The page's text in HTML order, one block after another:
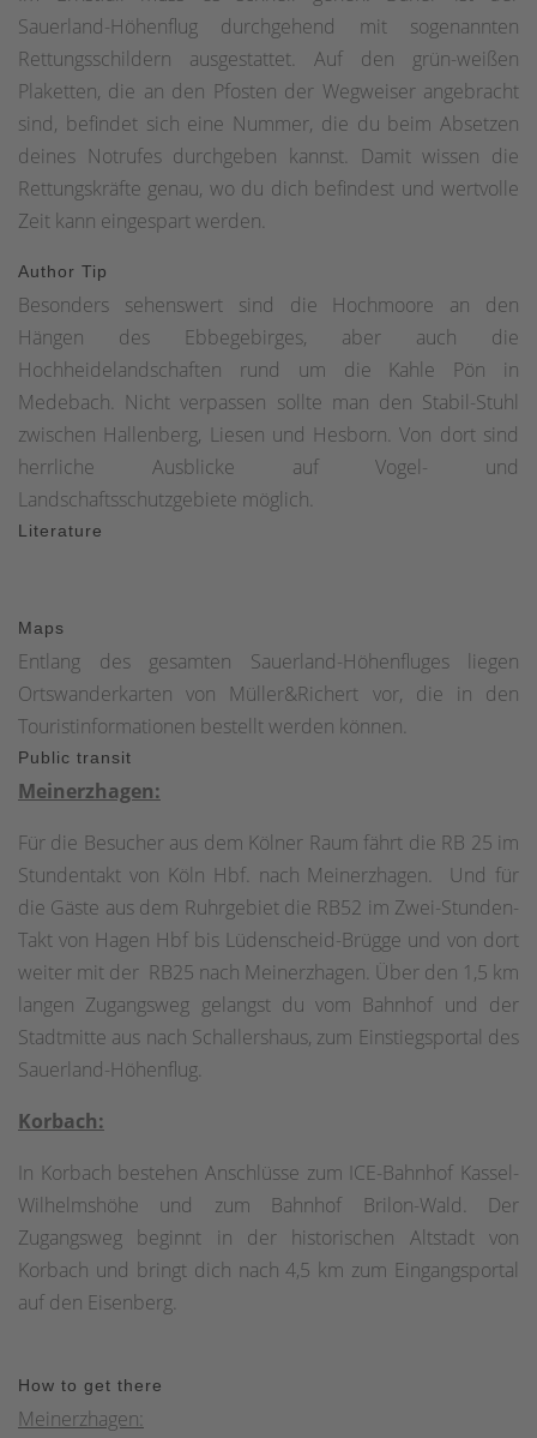
die Burg Altena mit der Weltjugendherberge oder Korbach
mit seiner romantischen Altstadt.Der Sauerland-Höhenflug
bietet aber weitaus mehr als faszinierende Landschaften
und herrliche Naturidylle. In den Ortschaften am
Sauerland-Höhenflug lebt die Kultur- und
Industriegeschichte heute ebenso weiter wie die
traditionelle bäuerliche Betriebsamkeit. Museen laden zur
Industrie und Handwerk der Region.Lebensfreude und
Kraft tanken auf dem Sauerland-Höhenflug – dafür sorgen
vor allem die unvergleichlichen Fernblicke. Ob von den
Höhen rund um Altena, vom Robert-Kolb-Turm auf der
Nordhelle, von der Hunau oder dem Kahlen Pön bei
Düdinghausen, ob von dem Quitmannsturm bei
Neuenrade, dem Schombergturm bei Wildewiese, dem
Turm auf dem Kahlen Asten bei Winterberg, dem
Heidkopfturm bei Hallenberg oder dem Georg-Viktor-
seinen Blick schweifen lässt über Berge und Täler, über
idyllisch eingebettete Dörfer, über Wälder, Wiesen, Bäche,
Flüsse und Seen, dem wird bewusst: Nur Fliegen ist
schöner!
Sauerland-Höhenflug durchgehend mit sogenannten
Rettungsschildern ausgestattet. Auf den grün-weißen
Plaketten, die an den Pfosten der Wegweiser angebracht
sind, befindet sich eine Nummer, die du beim Absetzen
deines Notrufes durchgeben kannst. Damit wissen die
Rettungskräfte genau, wo du dich befindest und wertvolle
Zeit kann eingespart werden.
Author Tip
Besonders sehenswert sind die Hochmoore an den
Hängen des Ebbegebirges, aber auch die
Hochheidelandschaften rund um die Kahle Pön in
Medebach. Nicht verpassen sollte man den Stabil-Stuhl
zwischen Hallenberg, Liesen und Hesborn. Von dort sind
herrliche Ausblicke auf Vogel- und
Landschaftsschutzgebiete möglich.
Literature
Maps
Entlang des gesamten Sauerland-Höhenfluges liegen
Ortswanderkarten von Müller&Richert vor, die in den
Touristinformationen bestellt werden können.
Public transit
Meinerzhagen:
Für die Besucher aus dem Kölner Raum fährt die RB 25 im
Stundentakt von Köln Hbf. nach Meinerzhagen. Und für
die Gäste aus dem Ruhrgebiet die RB52 im Zwei-Stunden-
Takt von Hagen Hbf bis Lüdenscheid-Brügge und von dort
weiter mit der RB25 nach Meinerzhagen. Über den 1,5 km
langen Zugangsweg gelangst du vom Bahnhof und der
Stadtmitte aus nach Schallershaus, zum Einstiegsportal des
Sauerland-Höhenflug.
Korbach:
In Korbach bestehen Anschlüsse zum ICE-Bahnhof Kassel-
Wilhelmshöhe und zum Bahnhof Brilon-Wald. Der
Zugangsweg beginnt in der historischen Altstadt von
Korbach und bringt dich nach 4,5 km zum Eingangsportal
auf den Eisenberg.
How to get there
Meinerzhagen: